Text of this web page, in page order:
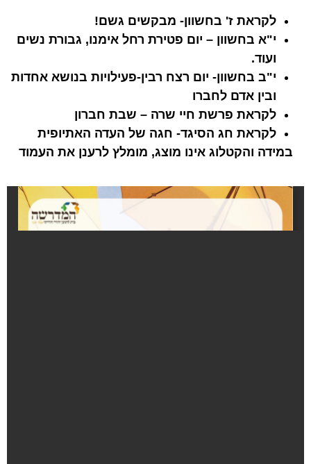
לקראת ז' בחשוון- מבקשים גשם!
י"א בחשוון – יום פטירת רחל אימנו, גבורת נשים
ועוד.
י"ב בחשוון- יום רצח רבין-פעילויות בנושא אחדות
ובין אדם לחברו
לקראת פרשת חיי שרה – שבת חברון
לקראת חג הסיגד- חגה של העדה האתיופית
במידה והקטלוג אינו מוצג, מומלץ לרענן את העמוד